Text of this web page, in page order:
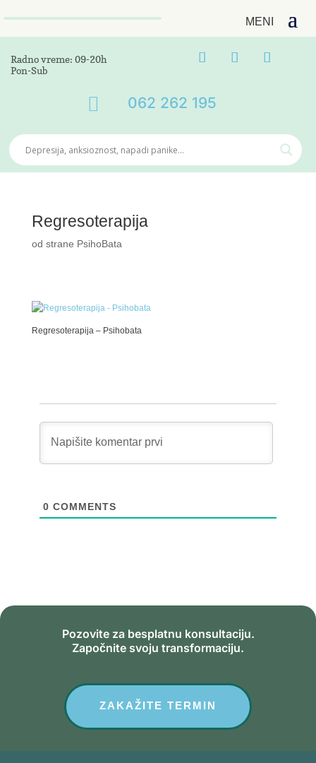
Radno vreme: 09-20h
Pon-Sub
 062 262 195
Regresoterapija
od strane PsihoBata
Regresoterapija – Psihobata
0 COMMENTS
Pozovite za besplatnu konsultaciju.
Započnite svoju transformaciju.
ZAKAŽITE TERMIN